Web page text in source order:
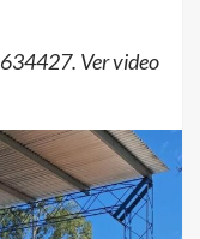
Ver video